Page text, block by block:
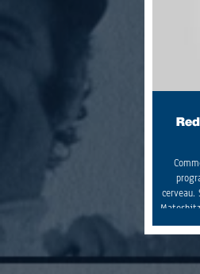
cerveau.
en/
L'energy
Tost et